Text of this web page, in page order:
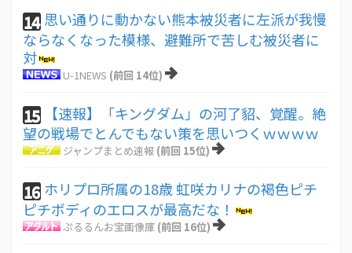
14 思い通りに動かない熊本被災者に左派が我慢
ならなくなった模様、避難所で苦しむ被災者に
対
U-1NEWS (前回 14位)
15
【速報】「キングダム」の河了貂、覚醒。絶
望の戦場でとんでもない策を思いつくｗｗｗｗ
ジャンプまとめ速報 (前回 15位)
16 ホリプロ所属の18歳 虹咲カリナの褐色ピチ
ピチボディのエロスが最高だな！
ぷるるんお宝画像庫 (前回 16位)